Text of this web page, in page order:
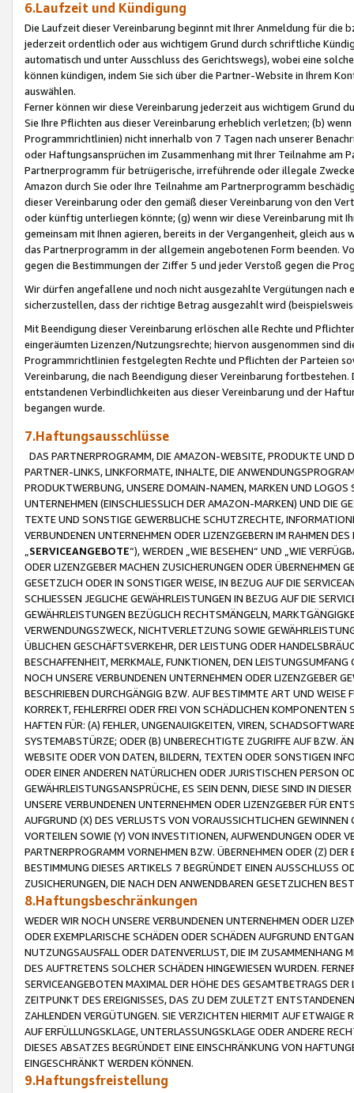
6.Laufzeit und Kündigung
Die Laufzeit dieser Vereinbarung beginnt mit Ihrer Anmeldung für die
jederzeit ordentlich oder aus wichtigem Grund durch schriftliche
automatisch und unter Ausschluss des Gerichtswegs), wobei eine
können kündigen, indem Sie sich über die Partner-Website in Ihrem
auswählen.
Ferner können wir diese Vereinbarung jederzeit aus wichtigem Grund
Sie Ihre Pflichten aus dieser Vereinbarung erheblich verletzen; (b)
Programmrichtlinien) nicht innerhalb von 7 Tagen nach unserer
oder Haftungsansprüchen im Zusammenhang mit Ihrer Teilnahme am
Partnerprogramm für betrügerische, irreführende oder illegale
Amazon durch Sie oder Ihre Teilnahme am Partnerprogramm
dieser Vereinbarung oder den gemäß dieser Vereinbarung von den
oder künftig unterliegen könnte; (g) wenn wir diese Vereinbarung mit
gemeinsam mit Ihnen agieren, bereits in der Vergangenheit, gleich
das Partnerprogramm in der allgemein angebotenen Form beenden.
gegen die Bestimmungen der Ziffer 5 und jeder Verstoß gegen die
Wir dürfen angefallene und noch nicht ausgezahlte Vergütungen
sicherzustellen, dass der richtige Betrag ausgezahlt wird
Mit Beendigung dieser Vereinbarung erlöschen alle Rechte und
eingeräumten Lizenzen/Nutzungsrechte; hiervon ausgenommen sind
Programmrichtlinien festgelegten Rechte und Pflichten der Parteien
Vereinbarung, die nach Beendigung dieser Vereinbarung
entstandenen Verbindlichkeiten aus dieser Vereinbarung und der
begangen wurde.
7.Haftungsausschlüsse
DAS PARTNERPROGRAMM, DIE AMAZON-WEBSITE, PRODUKTE UND
PARTNER-LINKS, LINKFORMATE, INHALTE, DIE
PRODUKTWERBUNG, UNSERE DOMAIN-NAMEN, MARKEN UND
UNTERNEHMEN (EINSCHLIESSLICH DER AMAZON-MARKEN) UND DIE
TEXTE UND SONSTIGE GEWERBLICHE SCHUTZRECHTE,
VERBUNDENEN UNTERNEHMEN ODER LIZENZGEBERN IM RAHMEN
SERVICEANGEBOTE“), WERDEN „WIE BESEHEN“ UND „WIE
ODER LIZENZGEBER MACHEN ZUSICHERUNGEN ODER ÜBERNEHMEN
GESETZLICH ODER IN SONSTIGER WEISE, IN BEZUG AUF DIE
SCHLIESSEN JEGLICHE GEWÄHRLEISTUNGEN IN BEZUG AUF DIE
GEWÄHRLEISTUNGEN BEZÜGLICH RECHTSMÄNGELN,
VERWENDUNGSZWECK, NICHTVERLETZUNG SOWIE
ÜBLICHEN GESCHÄFTSVERKEHR, DER LEISTUNG ODER
BESCHAFFENHEIT, MERKMALE, FUNKTIONEN, DEN
NOCH UNSERE VERBUNDENEN UNTERNEHMEN ODER LIZENZGEBER
BESCHRIEBEN DURCHGÄNGIG BZW. AUF BESTIMMTE ART UND
KORREKT, FEHLERFREI ODER FREI VON SCHÄDLICHEN
HAFTEN FÜR: (A) FEHLER, UNGENAUIGKEITEN, VIREN,
SYSTEMABSTÜRZE; ODER (B) UNBERECHTIGTE ZUGRIFFE AUF BZW.
WEBSITE ODER VON DATEN, BILDERN, TEXTEN ODER SONSTIGEN
ODER EINER ANDEREN NATÜRLICHEN ODER JURISTISCHEN PERSON
GEWÄHRLEISTUNGSANSPRÜCHE, ES SEIN DENN, DIESE SIND IN
UNSERE VERBUNDENEN UNTERNEHMEN ODER LIZENZGEBER FÜR
AUFGRUND (X) DES VERLUSTS VON VORAUSSICHTLICHEN
VORTEILEN SOWIE (Y) VON INVESTITIONEN, AUFWENDUNGEN ODER
PARTNERPROGRAMM VORNEHMEN BZW. ÜBERNEHMEN ODER (Z)
BESTIMMUNG DIESES ARTIKELS 7 BEGRÜNDET EINEN AUSSCHLUSS
ZUSICHERUNGEN, DIE NACH DEN ANWENDBAREN GESETZLICHEN
8.Haftungsbeschränkungen
WEDER WIR NOCH UNSERE VERBUNDENEN UNTERNEHMEN ODER
ODER EXEMPLARISCHE SCHÄDEN ODER SCHÄDEN AUFGRUND
NUTZUNGSAUSFALL ODER DATENVERLUST, DIE IM ZUSAMMENHANG
DES AUFTRETENS SOLCHER SCHÄDEN HINGEWIESEN WURDEN.
SERVICEANGEBOTEN MAXIMAL DER HÖHE DES GESAMTBETRAGS
ZEITPUNKT DES EREIGNISSES, DAS ZU DEM ZULETZT
ZAHLENDEN VERGÜTUNGEN. SIE VERZICHTEN HIERMIT AUF
AUF ERFÜLLUNGSKLAGE, UNTERLASSUNGSKLAGE ODER ANDERE
DIESES ABSATZES BEGRÜNDET EINE EINSCHRÄNKUNG VON
EINGESCHRÄNKT WERDEN KÖNNEN.
9.Haftungsfreistellung